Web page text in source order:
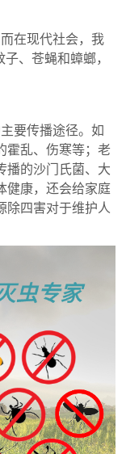
在现代社会，我
、苍蝇和蟑螂，
要传播途径。如
霍乱、伤寒等；老
播的沙门氏菌、大
健康，还会给家庭
除四害对于维护人